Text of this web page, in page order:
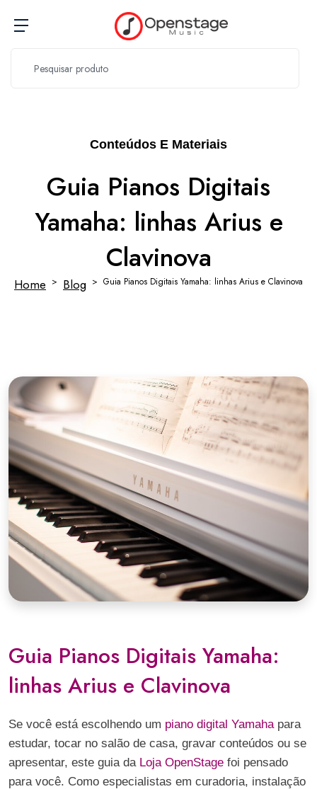
Conteúdos E Materiais
Guia Pianos Digitais
Yamaha: linhas Arius e
Clavinova
Home Blog Guia Pianos Digitais Yamaha: linhas Arius e Clavinova
Guia Pianos Digitais Yamaha:
linhas Arius e Clavinova
Se você está escolhendo um piano digital Yamahapara
estudar, tocar no salão de casa, gravar conteúdos ou se
apresentar, este guia da Loja OpenStage foi pensado
para você. Como especialistas em curadoria, instalação